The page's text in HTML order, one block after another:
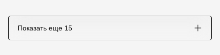
Показать еще 15